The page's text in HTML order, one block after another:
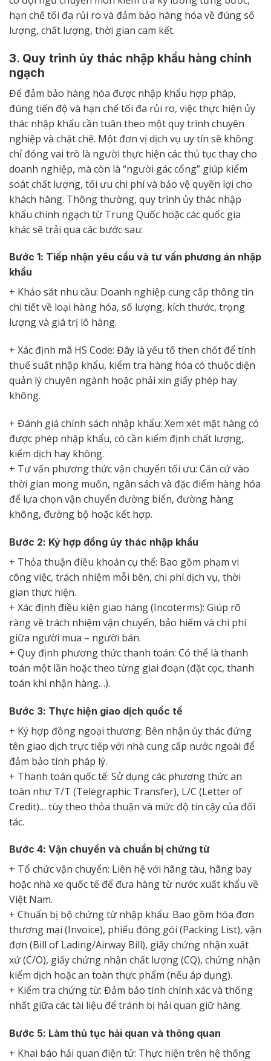
hạn chế tối đa rủi ro và đảm bảo hàng hóa về đúng số
lượng, chất lượng, thời gian cam kết.
3. Quy trình ủy thác nhập khẩu hàng chính
ngạch
Để đảm bảo hàng hóa được nhập khẩu hợp pháp,
đúng tiến độ và hạn chế tối đa rủi ro, việc thực hiện ủy
thác nhập khẩu cần tuân theo một quy trình chuyên
nghiệp và chặt chẽ. Một đơn vị dịch vụ uy tín sẽ không
chỉ đóng vai trò là người thực hiện các thủ tục thay cho
doanh nghiệp, mà còn là “người gác cổng” giúp kiểm
soát chất lượng, tối ưu chi phí và bảo vệ quyền lợi cho
khách hàng. Thông thường, quy trình ủy thác nhập
khẩu chính ngạch từ Trung Quốc hoặc các quốc gia
khác sẽ trải qua các bước sau:
Bước 1: Tiếp nhận yêu cầu và tư vấn phương án nhập
khẩu
+ Khảo sát nhu cầu: Doanh nghiệp cung cấp thông tin
chi tiết về loại hàng hóa, số lượng, kích thước, trọng
lượng và giá trị lô hàng.
+ Xác định mã HS Code: Đây là yếu tố then chốt để tính
thuế suất nhập khẩu, kiểm tra hàng hóa có thuộc diện
quản lý chuyên ngành hoặc phải xin giấy phép hay
không.
+ Đánh giá chính sách nhập khẩu: Xem xét mặt hàng có
được phép nhập khẩu, có cần kiểm định chất lượng,
kiểm dịch hay không.
+ Tư vấn phương thức vận chuyển tối ưu: Căn cứ vào
thời gian mong muốn, ngân sách và đặc điểm hàng hóa
để lựa chọn vận chuyển đường biển, đường hàng
không, đường bộ hoặc kết hợp.
Bước 2: Ký hợp đồng ủy thác nhập khẩu
+ Thỏa thuận điều khoản cụ thể: Bao gồm phạm vi
công việc, trách nhiệm mỗi bên, chi phí dịch vụ, thời
gian thực hiện.
+ Xác định điều kiện giao hàng (Incoterms): Giúp rõ
ràng về trách nhiệm vận chuyển, bảo hiểm và chi phí
giữa người mua – người bán.
+ Quy định phương thức thanh toán: Có thể là thanh
toán một lần hoặc theo từng giai đoạn (đặt cọc, thanh
toán khi nhận hàng…).
Bước 3: Thực hiện giao dịch quốc tế
+ Ký hợp đồng ngoại thương: Bên nhận ủy thác đứng
tên giao dịch trực tiếp với nhà cung cấp nước ngoài để
đảm bảo tính pháp lý.
+ Thanh toán quốc tế: Sử dụng các phương thức an
toàn như T/T (Telegraphic Transfer), L/C (Letter of
Credit)… tùy theo thỏa thuận và mức độ tin cậy của đối
tác.
Bước 4: Vận chuyển và chuẩn bị chứng từ
+ Tổ chức vận chuyển: Liên hệ với hãng tàu, hãng bay
hoặc nhà xe quốc tế để đưa hàng từ nước xuất khẩu về
Việt Nam.
+ Chuẩn bị bộ chứng từ nhập khẩu: Bao gồm hóa đơn
thương mại (Invoice), phiếu đóng gói (Packing List), vận
đơn (Bill of Lading/Airway Bill), giấy chứng nhận xuất
xứ (C/O), giấy chứng nhận chất lượng (CQ), chứng nhận
kiểm dịch hoặc an toàn thực phẩm (nếu áp dụng).
+ Kiểm tra chứng từ: Đảm bảo tính chính xác và thống
nhất giữa các tài liệu để tránh bị hải quan giữ hàng.
Bước 5: Làm thủ tục hải quan và thông quan
+ Khai báo hải quan điện tử: Thực hiện trên hệ thống